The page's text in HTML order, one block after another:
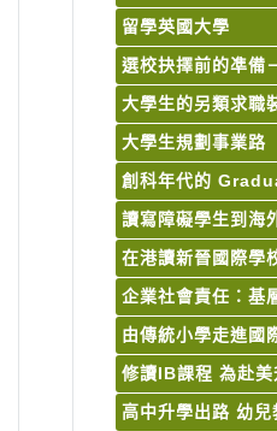
留學英國大學
選校抉擇前的凖備
大學生的另類求職
大學生規劃事業路
創科年代的
讀寫障礙學生到海
在港讀新晉國際學
企業社會責任：基
由傳統小學走進國
修讀IB課程 為赴美
高中升學出路 幼兒